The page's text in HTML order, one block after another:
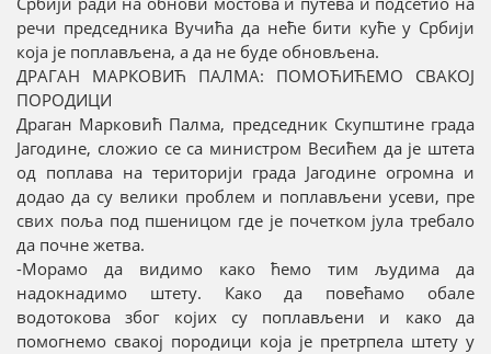
речи председника Вучића да неће бити куће у Србији
која је поплављена, а да не буде обновљена.
ДРАГАН МАРКОВИЋ ПАЛМА: ПОМОЋИЋЕМО СВАКОЈ
ПОРОДИЦИ
Драган Марковић Палма, председник Скупштине града
Јагодине, сложио се са министром Весићем да је штета
од поплава на територији града Јагодине огромна и
додао да су велики проблем и поплављени усеви, пре
свих поља под пшеницом где је почетком јула требало
да почне жетва.
-Морамо да видимо како ћемо тим људима да
надокнадимо штету. Како да повећамо обале
водотокова због којих су поплављени и како да
помогнемо свакој породици која је претрпела штету у